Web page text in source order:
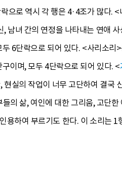
으로 역시 각 행은 4·4조가 많다.
남녀 간의 연정을 나타내는 연애
6단락으로 되어 있다. <사리소리
이며, 모두 4단락으로 되어 있다. <
실의 작업이 너무 고단하여 결국
의 삶, 여인에 대한 그리움, 고단한
용하여 부르기도 한다. 이 소리는 1